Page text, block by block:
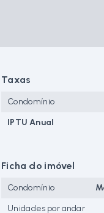
Taxas
Condomínio
IPTU Anual
Ficha do imóvel
Condomínio
Unidades por andar